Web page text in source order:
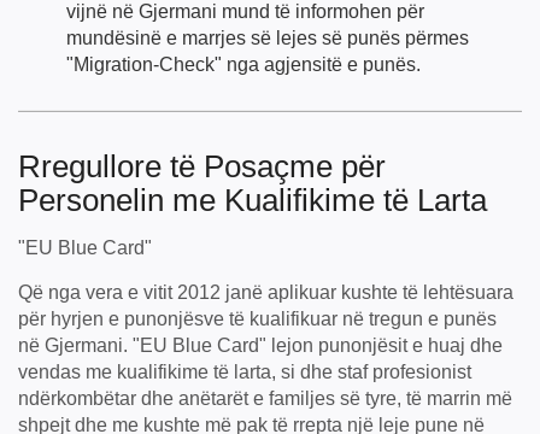
vijnë në Gjermani mund të informohen për
mundësinë e marrjes së lejes së punës përmes
"Migration-Check" nga agjensitë e punës.
Rregullore të Posaçme për
Personelin me Kualifikime të Larta
"EU Blue Card"
Që nga vera e vitit 2012 janë aplikuar kushte të lehtësuara
për hyrjen e punonjësve të kualifikuar në tregun e punës
në Gjermani. "EU Blue Card" lejon punonjësit e huaj dhe
vendas me kualifikime të larta, si dhe staf profesionist
ndërkombëtar dhe anëtarët e familjes së tyre, të marrin më
shpejt dhe me kushte më pak të rrepta një leje pune në